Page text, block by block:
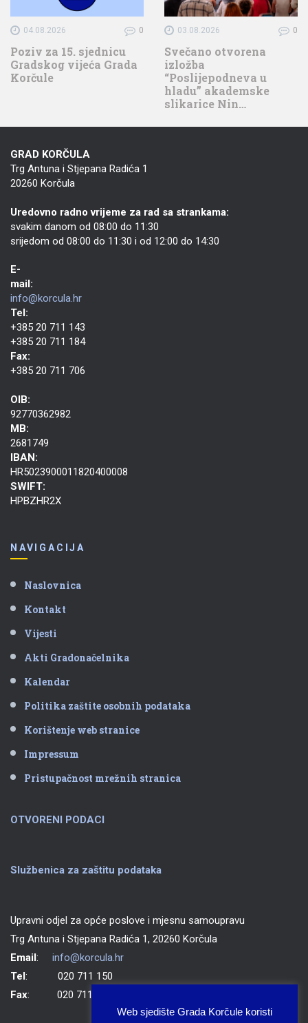
04.08.2026 0
Poziv za 15. sjednicu
Gradskog vijeća Grada
Korčule
03.08.2026 0
Svečano otvorena
izložba
“Poslijepodneva u
hladu” akademske
slikarice Nin…
GRAD KORČULA
Trg Antuna i Stjepana Radića 1
20260 Korčula
Uredovno radno vrijeme za rad sa strankama:
svakim danom od 08:00 do 11:30
srijedom od 08:00 do 11:30 i od 12:00 do 14:30
E-
mail:
info@korcula.hr
Tel:
+385 20 711 143
+385 20 711 184
Fax:
+385 20 711 706
OIB:
92770362982
MB:
2681749
IBAN:
HR5023900011820400008
SWIFT:
HPBZHR2X
NAVIGACIJA
Naslovnica
Kontakt
Vijesti
Akti Gradonačelnika
Kalendar
Politika zaštite osobnih podataka
Korištenje web stranice
Impressum
Pristupačnost mrežnih stranica
OTVORENI PODACI
Službenica za zaštitu podataka
Upravni odjel za opće poslove i mjesnu samoupravu
Trg Antuna i Stjepana Radića 1, 20260 Korčula
Email: info@korcula.hr
Tel: 020 711 150
Fax: 020 711 702
Web sjedište Grada Korčule koristi